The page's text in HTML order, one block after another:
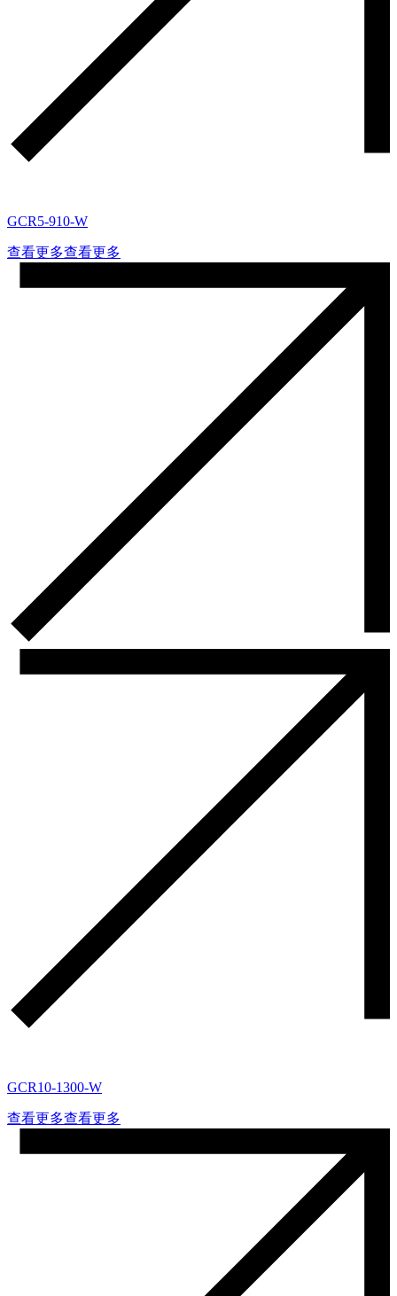
GCR5-910-W
查看更多查看更多
GCR10-1300-W
查看更多查看更多